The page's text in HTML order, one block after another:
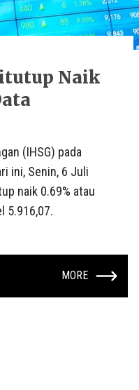
Naik
(IHSG) pada
ini, Senin, 6 Juli
naik 0.69% atau
5.916,07.
MORE